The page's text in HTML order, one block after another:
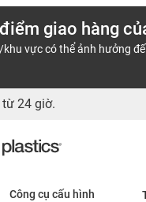
giao hàng
vực có thể ảnh hưởng
24 giờ.
Công cụ cấu hình